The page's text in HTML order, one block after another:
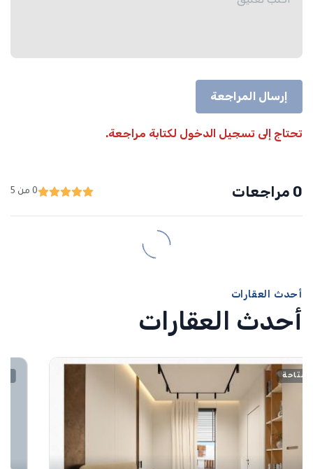
إرسال المراجعة
تحتاج إلى تسجيل الدخول لكتابة مراجعة.
0 مراجعات 0 من 5
أحدث العقارات
أحدث العقارات
مُباع